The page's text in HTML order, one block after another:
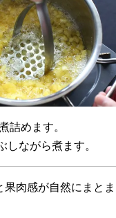
詰めます。
ながら煮ます。
肉感が自然にまとま